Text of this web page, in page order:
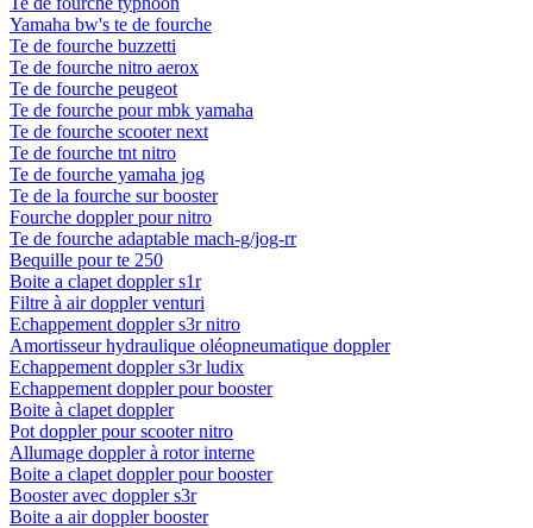
Yamaha bw's te de fourche
Te de fourche buzzetti
Te de fourche nitro aerox
Te de fourche peugeot
Te de fourche pour mbk yamaha
Te de fourche scooter next
Te de fourche tnt nitro
Te de fourche yamaha jog
Te de la fourche sur booster
Fourche doppler pour nitro
Te de fourche adaptable mach-g/jog-rr
Bequille pour te 250
Boite a clapet doppler s1r
Filtre à air doppler venturi
Echappement doppler s3r nitro
Amortisseur hydraulique oléopneumatique doppler
Echappement doppler s3r ludix
Echappement doppler pour booster
Boite à clapet doppler
Pot doppler pour scooter nitro
Allumage doppler à rotor interne
Boite a clapet doppler pour booster
Booster avec doppler s3r
Boite a air doppler booster